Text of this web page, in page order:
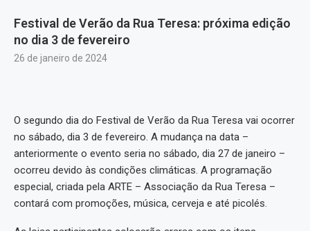
Festival de Verão da Rua Teresa: próxima edição
no dia 3 de fevereiro
26 de janeiro de 2024
O segundo dia do Festival de Verão da Rua Teresa vai ocorrer
no sábado, dia 3 de fevereiro. A mudança na data –
anteriormente o evento seria no sábado, dia 27 de janeiro –
ocorreu devido às condições climáticas. A programação
especial, criada pela ARTE – Associação da Rua Teresa –
contará com promoções, música, cerveja e até picolés.